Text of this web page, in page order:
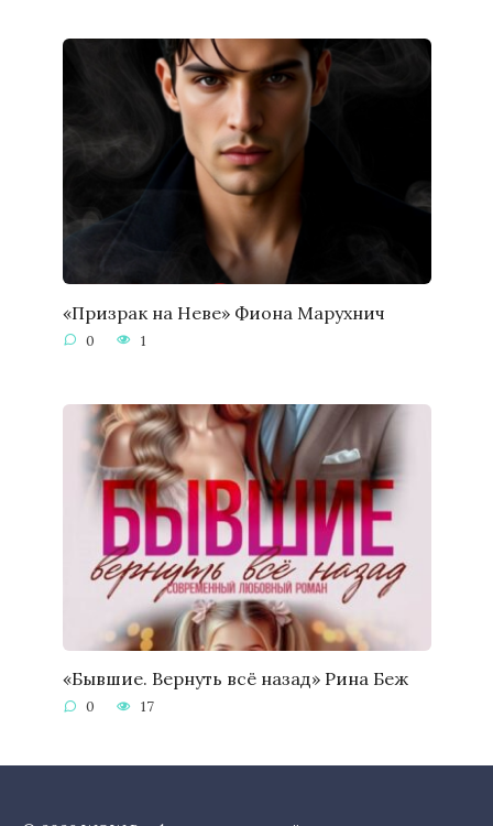
«Призрак на Неве» Фиона Марухнич
0 1
«Бывшие. Вернуть всё назад» Рина Беж
0 17